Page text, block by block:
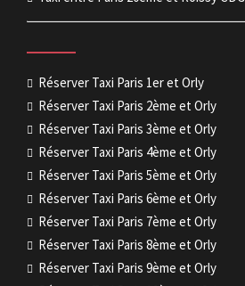
Réserver Taxi Paris 1er et Orly
Réserver Taxi Paris 2ème et Orly
Réserver Taxi Paris 3ème et Orly
Réserver Taxi Paris 4ème et Orly
Réserver Taxi Paris 5ème et Orly
Réserver Taxi Paris 6ème et Orly
Réserver Taxi Paris 7ème et Orly
Réserver Taxi Paris 8ème et Orly
Réserver Taxi Paris 9ème et Orly